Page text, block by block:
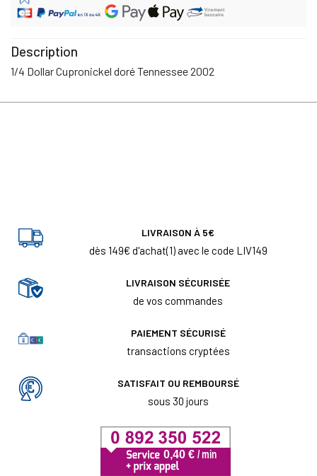
Description
1/4 Dollar Cupronickel doré Tennessee 2002
LIVRAISON À 5€
dès 149€ d'achat(1) avec le code LIV149
LIVRAISON SÉCURISÉE
de vos commandes
PAIEMENT SÉCURISÉ
transactions cryptées
SATISFAIT OU REMBOURSÉ
sous 30 jours